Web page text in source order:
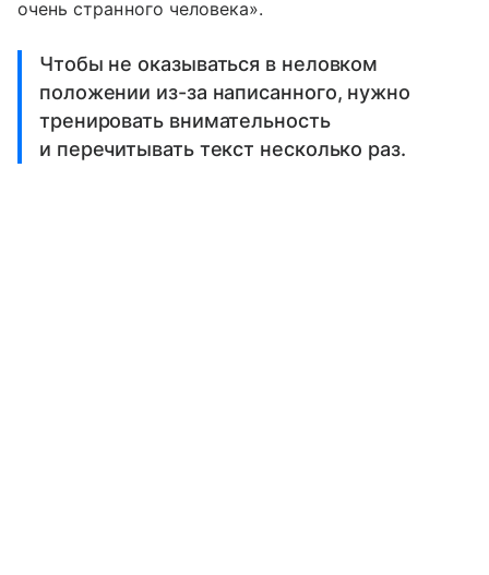
очень странного человека».
Чтобы не оказываться в неловком
положении из-за написанного, нужно
тренировать внимательность
и перечитывать текст несколько раз.